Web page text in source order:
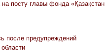
посту главы фонда «Қазақстан
после предупреждений